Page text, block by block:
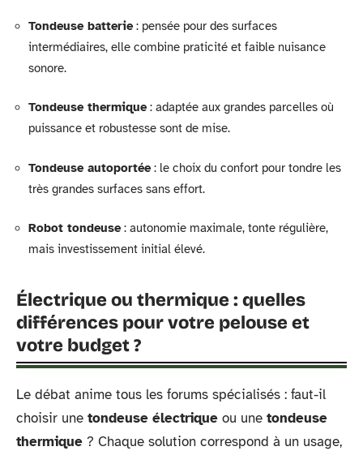
Tondeuse batterie: pensée pour des surfaces
intermédiaires, elle combine praticité et faible nuisance
sonore.
Tondeuse thermique: adaptée aux grandes parcelles où
puissance et robustesse sont de mise.
Tondeuse autoportée: le choix du confort pour tondre les
très grandes surfaces sans effort.
Robot tondeuse: autonomie maximale, tonte régulière,
mais investissement initial élevé.
Électrique ou thermique : quelles
différences pour votre pelouse et
votre budget ?
Le débat anime tous les forums spécialisés : faut-il
choisir une tondeuse électrique ou une tondeuse
thermique ? Chaque solution correspond à un usage,